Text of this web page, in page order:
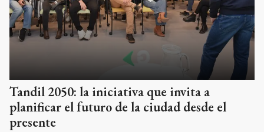
Tandil 2050: la iniciativa que invita a
planificar el futuro de la ciudad desde el
presente